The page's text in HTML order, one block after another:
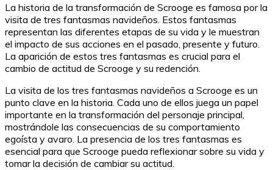
La historia de la transformación de Scrooge es famosa por la
visita de tres fantasmas navideños. Estos fantasmas
representan las diferentes etapas de su vida y le muestran
el impacto de sus acciones en el pasado, presente y futuro.
La aparición de estos tres fantasmas es crucial para el
cambio de actitud de Scrooge y su redención.
La visita de los tres fantasmas navideños a Scrooge es un
punto clave en la historia. Cada uno de ellos juega un papel
importante en la transformación del personaje principal,
mostrándole las consecuencias de su comportamiento
egoísta y avaro. La presencia de los tres fantasmas es
esencial para que Scrooge pueda reflexionar sobre su vida y
tomar la decisión de cambiar su actitud.